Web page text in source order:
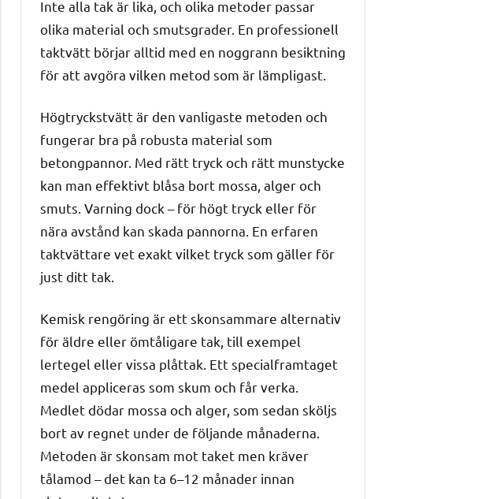
Inte alla tak är lika, och olika metoder passar
olika material och smutsgrader. En professionell
taktvätt börjar alltid med en noggrann besiktning
för att avgöra vilken metod som är lämpligast.
Högtryckstvätt är den vanligaste metoden och
fungerar bra på robusta material som
betongpannor. Med rätt tryck och rätt munstycke
kan man effektivt blåsa bort mossa, alger och
smuts. Varning dock – för högt tryck eller för
nära avstånd kan skada pannorna. En erfaren
taktvättare vet exakt vilket tryck som gäller för
just ditt tak.
Kemisk rengöring är ett skonsammare alternativ
för äldre eller ömtåligare tak, till exempel
lertegel eller vissa plåttak. Ett specialframtaget
medel appliceras som skum och får verka.
Medlet dödar mossa och alger, som sedan sköljs
bort av regnet under de följande månaderna.
Metoden är skonsam mot taket men kräver
tålamod – det kan ta 6–12 månader innan